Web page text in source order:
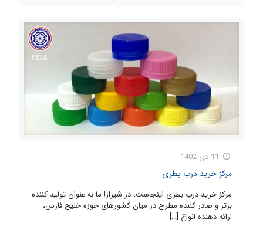
11 دی 1402
مرکز خرید درب بطری
مرکز خرید درب بطری اینجاست، در شیراز! ما به عنوان تولید کننده
برتر و صادر کننده مطرح در میان کشورهای حوزه خلیج فارس،
ارائه دهنده انواع […]